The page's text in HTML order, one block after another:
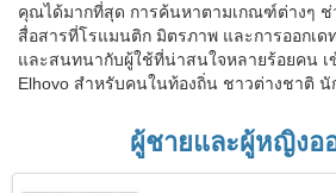
คุณได้มากที่สุด การค้นหาตามเกณฑ์ต่างๆ
สื่อสารที่โรแมนติก มิตรภาพ และการออกเ
และสนทนากับผู้ใช้ที่น่าสนใจหลายร้อยคน เ
Elhovo สำหรับคนในท้องถิ่น ชาวต่างชาติ นั
ผู้ชายและผู้หญิงอ